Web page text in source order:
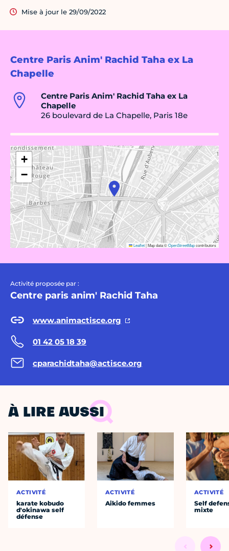
Centre Paris Anim' Rachid Taha ex La
Chapelle
Centre Paris Anim' Rachid Taha ex La
Chapelle
26 boulevard de La Chapelle, Paris 18e
+
−
Leaflet|Map data ©OpenStreetMapcontributors
Activité proposée par :
Centre paris anim' Rachid Taha
www.animactisce.org
01 42 05 18 39
cparachidtaha@actisce.org
Mise à jour le 29/09/2022
À LIRE AUSSI
ACTIVITÉ
karate kobudo
d'okinawa self
défense
ACTIVITÉ
Aikido femmes
ACTIVITÉ
Self
mixte